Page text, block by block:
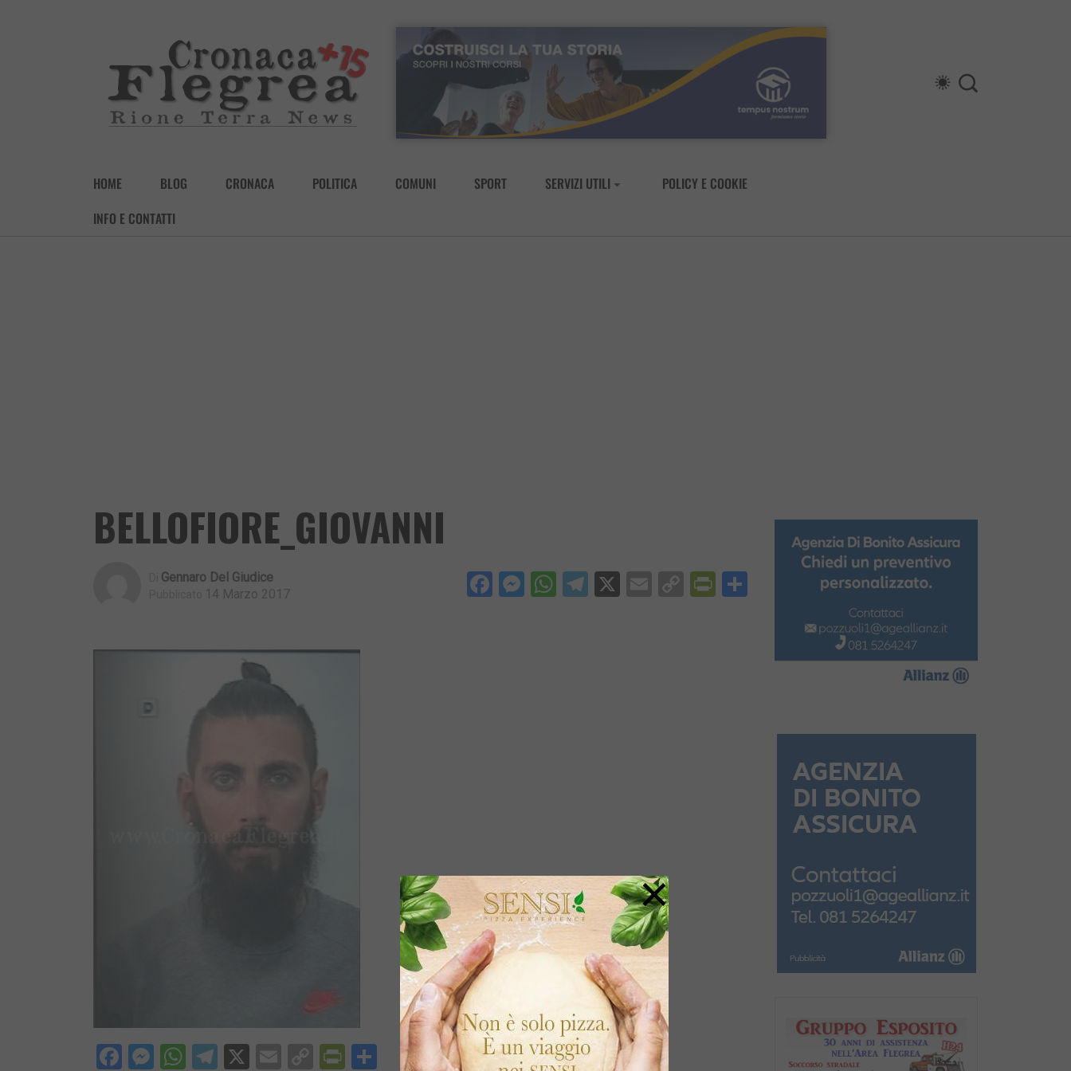
HOME BLOG CRONACA POLITICA COMUNI SPORT SERVIZI UTILI
POLICY E COOKIE
INFO E CONTATTI
BELLOFIORE_GIOVANNI
Gennaro Del Giudice
14 Marzo 2017 Facebook
Messenger
WhatsApp
Telegram
X EmailCopyPrintFriendly
Condividi
Facebook
Messenger
WhatsApp
Telegram
X EmailCopyPrintFriendly
Condividi
×